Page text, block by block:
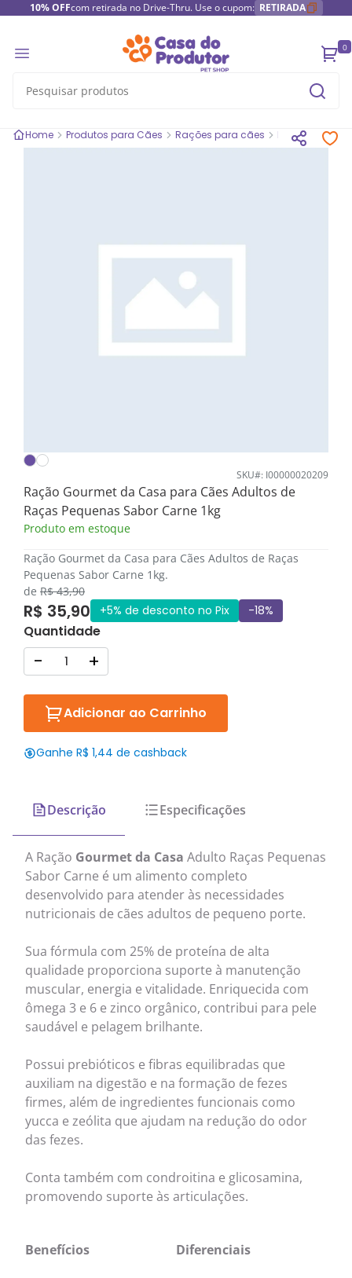
10% OFFcom retirada no Drive-Thru. Use o cupom: RETIRADA
0
Home Produtos para Cães Rações para cães Rações secas
SKU#: I00000020209
Ração Gourmet da Casa para Cães Adultos de
Raças Pequenas Sabor Carne 1kg
Produto em estoque
Ração Gourmet da Casa para Cães Adultos de Raças
Pequenas Sabor Carne 1kg.
de R$ 43,90
R$ 35,90 +5% de desconto no Pix -18%
Quantidade
- +
Adicionar ao Carrinho
Ganhe R$ 1,44 de cashback
Descrição Especificações
A Ração Gourmet da Casa Adulto Raças Pequenas
Sabor Carne é um alimento completo
desenvolvido para atender às necessidades
nutricionais de cães adultos de pequeno porte.
Sua fórmula com 25% de proteína de alta
qualidade proporciona suporte à manutenção
muscular, energia e vitalidade. Enriquecida com
ômega 3 e 6 e zinco orgânico, contribui para pele
saudável e pelagem brilhante.
Possui prebióticos e fibras equilibradas que
auxiliam na digestão e na formação de fezes
firmes, além de ingredientes funcionais como
yucca e zeólita que ajudam na redução do odor
das fezes.
Conta também com condroitina e glicosamina,
promovendo suporte às articulações.
Benefícios Diferenciais